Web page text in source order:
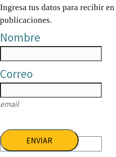
Ingresa tus datos para recibir
publicaciones.
Nombre
Correo
email
ENVIAR